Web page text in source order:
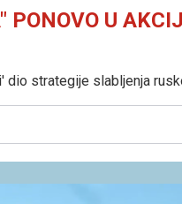
PONOVO U
dio strategije slabljenja